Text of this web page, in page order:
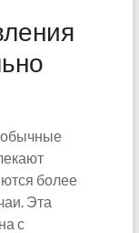
более
Эта
с